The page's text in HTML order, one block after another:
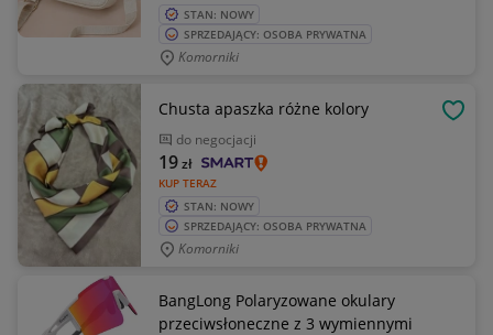
STAN: NOWY
SPRZEDAJĄCY: OSOBA PRYWATNA
Komorniki
Chusta apaszka różne kolory
do negocjacji
KUP TERAZ
19zł
STAN: NOWY
SPRZEDAJĄCY: OSOBA PRYWATNA
Komorniki
BangLong Polaryzowane okulary
przeciwsłoneczne z 3 wymiennymi